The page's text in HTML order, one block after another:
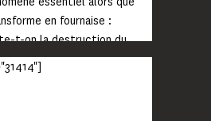
en fournaise :
t-on la destruction du